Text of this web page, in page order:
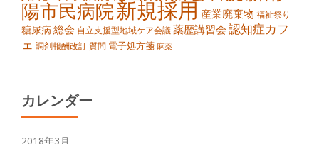
陽市民病院新規採用 産業廃棄物 福祉祭り
糖尿病 総会 自立支援型地域ケア会議薬歴講習会 認知症カフ
ェ 調剤報酬改訂 質問 電子処方箋 麻薬
カレンダー
2018年3月